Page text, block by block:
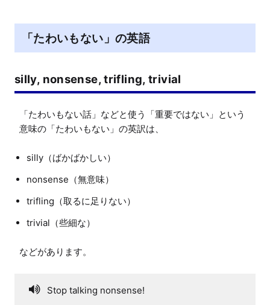
「たわいもない」の英語
silly, nonsense, trifling, trivial
「たわいもない話」などと使う「重要ではない」という
silly（ばかばかしい）
nonsense（無意味）
trifling（取るに足りない）
trivial（些細な）
Stop talking nonsense!